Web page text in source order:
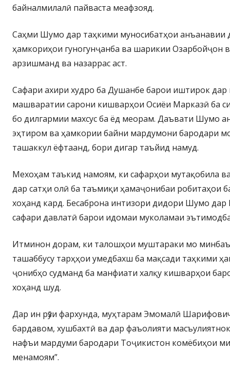
байналмилалӣ пайваста меафзояд.
Саҳми Шумо дар таҳкими муносибатҳои анъанавии
ҳамкориҳои гуногунҷанба ва шарикии Озарбойҷон
арзишманд ва назаррас аст.
Сафари ахири худро ба Душанбе барои иштирок дар
машваратии сарони кишварҳои Осиёи Марказӣ ба
бо дилгармии махсус ба ёд меорам. Даъвати Шумо
эҳтиром ва ҳамкории байни мардумони бародари
ташаккул ёфтаанд, бори дигар таъйид намуд.
Мехоҳам таъкид намоям, ки сафарҳои мутақобила
дар сатҳи олӣ ба таъмиқи ҳамаҷонибаи робитаҳои
хоҳанд кард. Бесаброна интизори дидори Шумо дар
сафари давлатӣ барои идомаи муколамаи
Итминон дорам, ки талошҳои муштараки мо
ташаббусу тарҳҳои умедбахш ба мақсади таҳкими
ҷонибҳо судманд ба манфиати халқу кишварҳои
хоҳанд шуд.
Дар ин рӯзи фархунда, муҳтарам Эмомалӣ
бардавом, хушбахтӣ ва дар фаъолияти
нафъи мардуми бародари Тоҷикистон комёбиҳои
менамоям”.